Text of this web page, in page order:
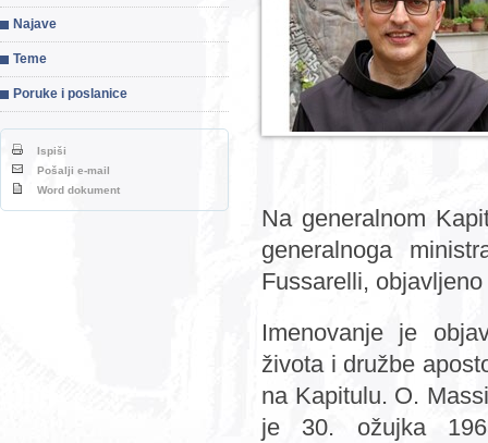
Na generalnom
generalnoga
Fussarelli,
Imenovanje je
života i družbe
na Kapitulu. O.
je 30. ožujka
Najave
Teme
Poruke i poslanice
Ispiši
Pošalji e-mail
Word dokument